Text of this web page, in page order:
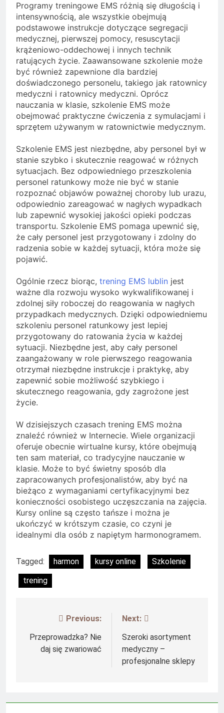
Programy treningowe EMS różnią się długością i
intensywnością, ale wszystkie obejmują
podstawowe instrukcje dotyczące segregacji
medycznej, pierwszej pomocy, resuscytacji
krążeniowo-oddechowej i innych technik
ratujących życie. Zaawansowane szkolenie może
być również zapewnione dla bardziej
doświadczonego personelu, takiego jak ratownicy
medyczni i ratownicy medyczni. Oprócz
nauczania w klasie, szkolenie EMS może
obejmować praktyczne ćwiczenia z symulacjami i
sprzętem używanym w ratownictwie medycznym.
Szkolenie EMS jest niezbędne, aby personel był w
stanie szybko i skutecznie reagować w różnych
sytuacjach. Bez odpowiedniego przeszkolenia
personel ratunkowy może nie być w stanie
rozpoznać objawów poważnej choroby lub urazu,
odpowiednio zareagować w nagłych wypadkach
lub zapewnić wysokiej jakości opieki podczas
transportu. Szkolenie EMS pomaga upewnić się,
że cały personel jest przygotowany i zdolny do
radzenia sobie w każdej sytuacji, która może się
pojawić.
Ogólnie rzecz biorąc, trening EMS lublin jest
ważne dla rozwoju wysoko wykwalifikowanej i
zdolnej siły roboczej do reagowania w nagłych
przypadkach medycznych. Dzięki odpowiedniemu
szkoleniu personel ratunkowy jest lepiej
przygotowany do ratowania życia w każdej
sytuacji. Niezbędne jest, aby cały personel
zaangażowany w role pierwszego reagowania
otrzymał niezbędne instrukcje i praktykę, aby
zapewnić sobie możliwość szybkiego i
skutecznego reagowania, gdy zagrożone jest
życie.
W dzisiejszych czasach trening EMS można
znaleźć również w Internecie. Wiele organizacji
oferuje obecnie wirtualne kursy, które obejmują
ten sam materiał, co tradycyjne nauczanie w
klasie. Może to być świetny sposób dla
zapracowanych profesjonalistów, aby być na
bieżąco z wymaganiami certyfikacyjnymi bez
konieczności osobistego uczęszczania na zajęcia.
Kursy online są często tańsze i można je
ukończyć w krótszym czasie, co czyni je
idealnymi dla osób z napiętym harmonogramem.
Tagged: harmon kursy online
Szkolenie
trening
Nawigacja
wpisu
Previous:
Przeprowadzka? Nie
daj się zwariować
Next:
Szeroki asortyment
medyczny –
profesjonalne sklepy